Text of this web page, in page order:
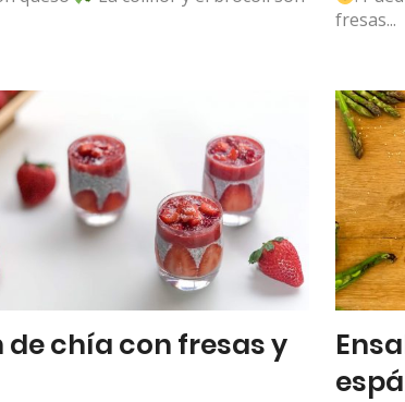
fresas...
de chía con fresas y